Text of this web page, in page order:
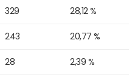
329 28,12 %
243 20,77 %
28 2,39 %